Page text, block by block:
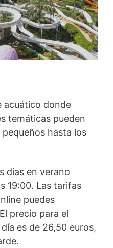
acuático donde
temáticas pueden
hasta los
días en verano
19:00. Las tarifas
puedes
precio para el
es de 26,50 euros,